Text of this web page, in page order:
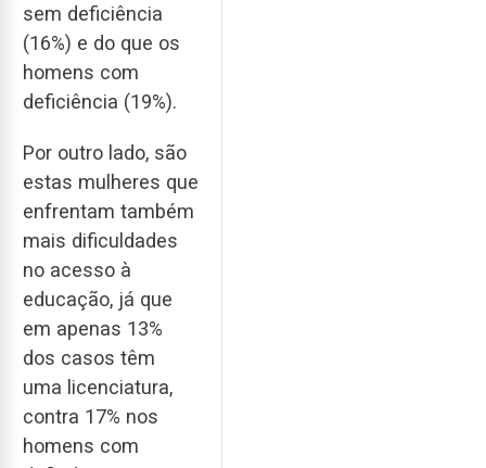
sem deficiência
(16%) e do que os
homens com
deficiência (19%).
Por outro lado, são
estas mulheres que
enfrentam também
mais dificuldades
no acesso à
educação, já que
em apenas 13%
dos casos têm
uma licenciatura,
contra 17% nos
homens com